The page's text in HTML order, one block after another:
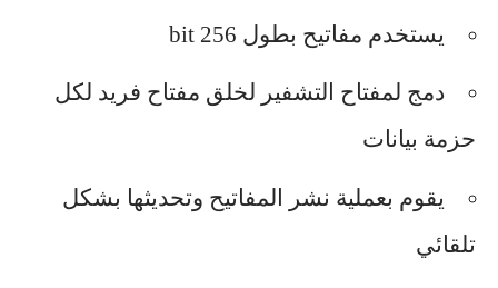
يستخدم مفاتيح بطول 256 bit
دمج لمفتاح التشفير لخلق مفتاح فريد لكل
حزمة بيانات
يقوم بعملية نشر المفاتيح وتحديثها بشكل
تلقائي